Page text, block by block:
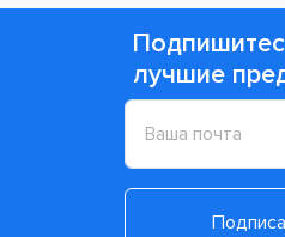
лучшие